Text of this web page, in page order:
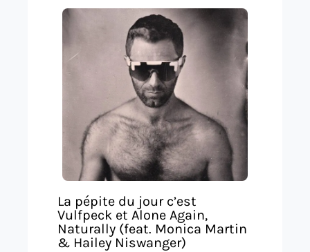
La pépite du jour c’est
Vulfpeck et Alone Again,
Naturally (feat. Monica Martin
& Hailey Niswanger)